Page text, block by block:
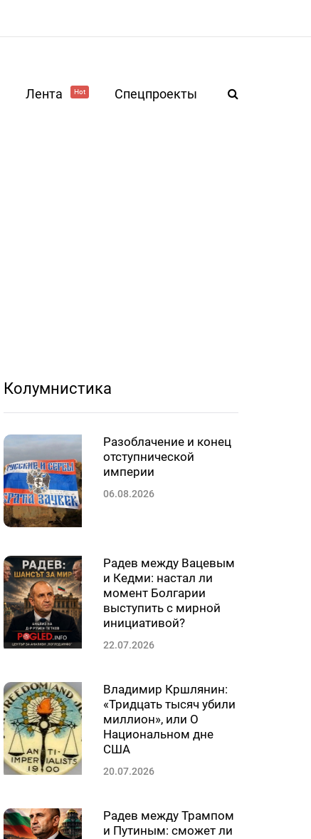
Лента Hot Спецпроекты
Колумнистика
Разоблачение и конец
отступнической
империи
06.08.2026
Радев между Вацевым
и Кедми: настал ли
момент Болгарии
выступить с мирной
инициативой?
22.07.2026
Владимир Кршлянин:
«Тридцать тысяч убили
миллион», или О
Национальном дне
США
20.07.2026
Радев между Трампом
и Путиным: сможет ли